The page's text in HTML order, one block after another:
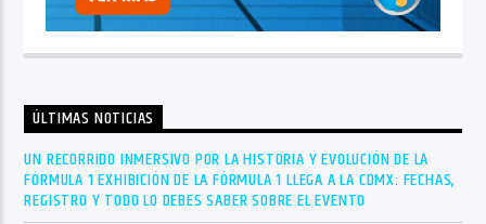
ÚLTIMAS NOTICIAS
UN RECORRIDO INMERSIVO POR LA HISTORIA Y EVOLUCIÓN DE LA
FÓRMULA 1 EXHIBICIÓN DE LA FÓRMULA 1 LLEGA A LA CDMX: FECHAS,
REGISTRO Y TODO LO DEBES SABER SOBRE EL EVENTO